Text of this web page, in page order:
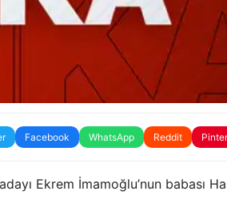
Facebook WhatsApp Reddit
Ekrem İmamoğlu’nun babası